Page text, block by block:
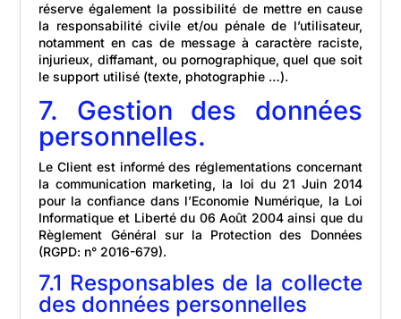
réserve également la possibilité de mettre en cause
la responsabilité civile et/ou pénale de l’utilisateur,
notamment en cas de message à caractère raciste,
injurieux, diffamant, ou pornographique, quel que soit
le support utilisé (texte, photographie …).
7. Gestion des données
personnelles.
Le Client est informé des réglementations concernant
la communication marketing, la loi du 21 Juin 2014
pour la confiance dans l’Economie Numérique, la Loi
Informatique et Liberté du 06 Août 2004 ainsi que du
Règlement Général sur la Protection des Données
(RGPD: n° 2016-679).
7.1 Responsables de la collecte
des données personnelles